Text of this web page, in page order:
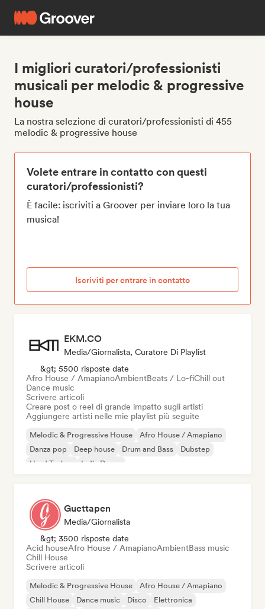
I migliori curatori/professionisti
musicali per melodic & progressive
house
La nostra selezione di curatori/professionisti di 455
melodic & progressive house
Volete entrare in contatto con questi
curatori/professionisti?
È facile: iscriviti a Groover per inviare loro la tua
musica!
Iscriviti per entrare in contatto
EKM.CO
Media/Giornalista, Curatore Di Playlist
&gt; 5500 risposte date
Afro House / AmapianoAmbientBeats / Lo-fiChill out
Dance music
Scrivere articoli
Creare post o reel di grande impatto sugli artisti
Aggiungere artisti nelle mie playlist più seguite
Melodic & Progressive House
Afro House / Amapiano
Danza pop
Deep house Drum and Bass
Dubstep
Hard Techno
Indie Dance
Guettapen
Media/Giornalista
&gt; 3500 risposte date
Acid houseAfro House / AmapianoAmbientBass music
Chill House
Scrivere articoli
Melodic & Progressive House
Afro House / Amapiano
Chill House
Dance music Disco
Elettronica